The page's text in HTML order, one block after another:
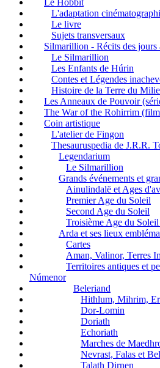
L'adaptation
Le livre
Sujets transversaux
Silmarillion - Récits des jours
Le Silmarillion
Les Enfants de Húrin
Contes et Légendes
Histoire de la Terre du
Les Anneaux de Pouvoir
The War of the Rohirrim
Coin artistique
L'atelier de Fingon
Thesauruspedia de J.R.R.
Legendarium
Le Silmarillion
Grands événements et
Ainulindalë et Ages
Premier Age du Soleil
Second Age du Soleil
Troisième Age du Soleil
Arda et ses lieux
Cartes
Aman, Valinor, Terres
Territoires antiques et
Númenor
Beleriand
Hithlum, Mihrim,
Dor-Lomin
Doriath
Echoriath
Marches de
Nevrast, Falas et
Talath Dirnen